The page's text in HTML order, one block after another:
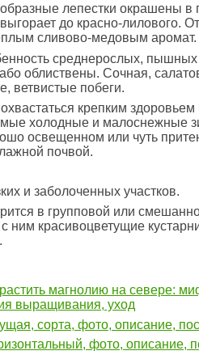
лепестки окрашены в
до красно-лилового.
сливово-медовым аромат.
среднерослых,
облиствены. Сочная,
ветвистые побеги.
крепким
холодные и малоснежные
освещенном или чуть
почвой.
и заболоченных участков.
в групповой или
ним красивоцветущие
магнолию на севере:
выращивания, уход
сорта, фото, описание,
фото, описание,